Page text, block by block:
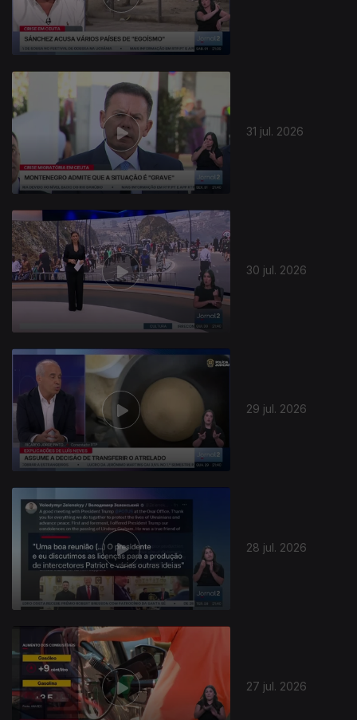
31 jul. 2026
30 jul. 2026
29 jul. 2026
28 jul. 2026
27 jul. 2026
945296